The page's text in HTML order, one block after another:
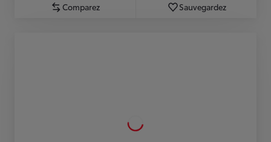
Comparez Sauvegardez